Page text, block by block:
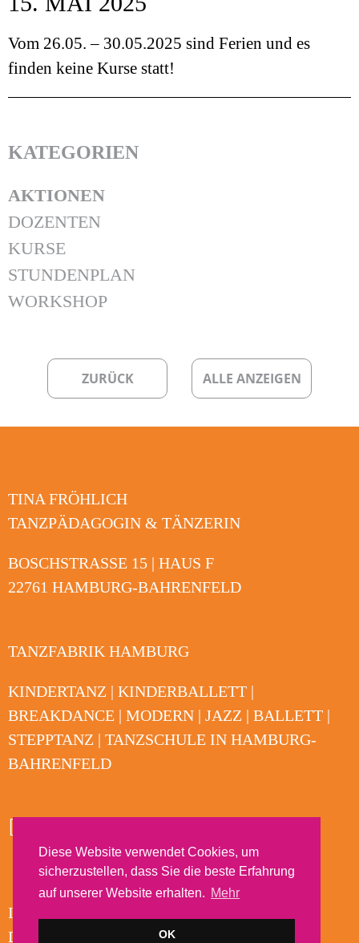
Diese Website verwendet Cookies, um
sicherzustellen, dass Sie die beste Erfahrung
auf unserer Website erhalten. Mehr
OK
Vom 26.05. – 30.05.2025 sind Ferien und es
finden keine Kurse statt!
KATEGORIEN
AKTIONEN
DOZENTEN
KURSE
STUNDENPLAN
WORKSHOP
ZURÜCK ALLE ANZEIGEN
TINA FRÖHLICH
TANZPÄDAGOGIN & TÄNZERIN
BOSCHSTRASSE 15 | HAUS F
22761 HAMBURG-BAHRENFELD
TANZFABRIK HAMBURG
KINDERTANZ | KINDERBALLETT |
BREAKDANCE | MODERN | JAZZ | BALLETT |
STEPPTANZ | TANZSCHULE IN HAMBURG-
BAHRENFELD
IMPRESSUM
DATENSCHUTZ